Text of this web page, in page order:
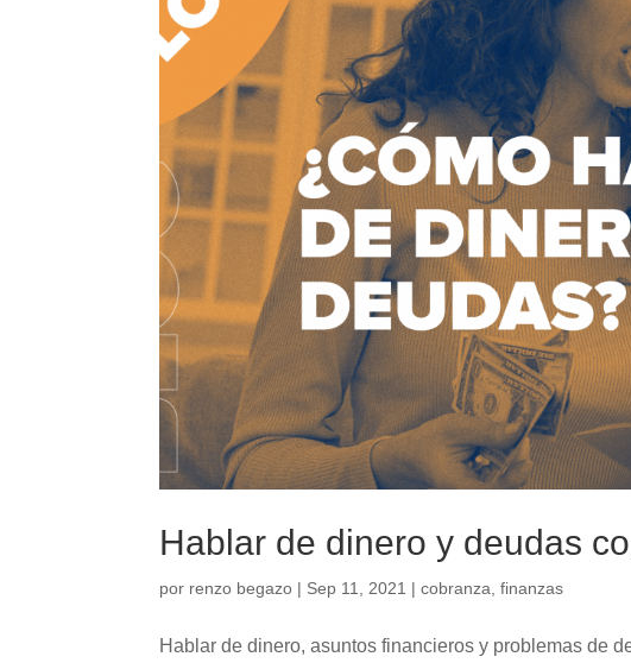
Hablar de dinero y deudas
por renzo begazo | Sep 11, 2021 |cobranza ,finanzas
Hablar de dinero, asuntos financieros y problemas de